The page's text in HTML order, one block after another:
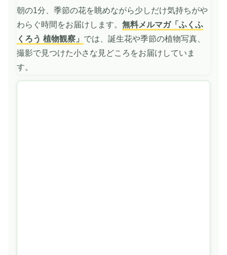
生
朝の1分、季節の花を眺めながら少しだけ気持ちがや
わらぐ時間をお届けします。 無料メルマガ「ふくふ
くろう 植物観察」 では、誕生花や季節の植物写真、
撮影で見つけた小さな見どころをお届けしていま
す。